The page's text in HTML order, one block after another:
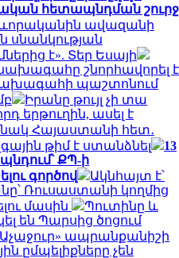
հետապնդման շուրջ
ավազանի
սնանկության
է». Տեր Եսայի
շնորհավորել է
նախագահի պաշտոնում
Իրանը թույլ չի տա
երթուղին, ասել է
Հայաստանի հետ․
թիմ է ստանձնել
13
ՔՊ-ի
գործով
Ակնհայտ է՝
Ռուսաստանի կողմից
մասին
Պուտինը և
են Պարսից ծոցում
ապրանքանիշի
ըմպելիքները չեն